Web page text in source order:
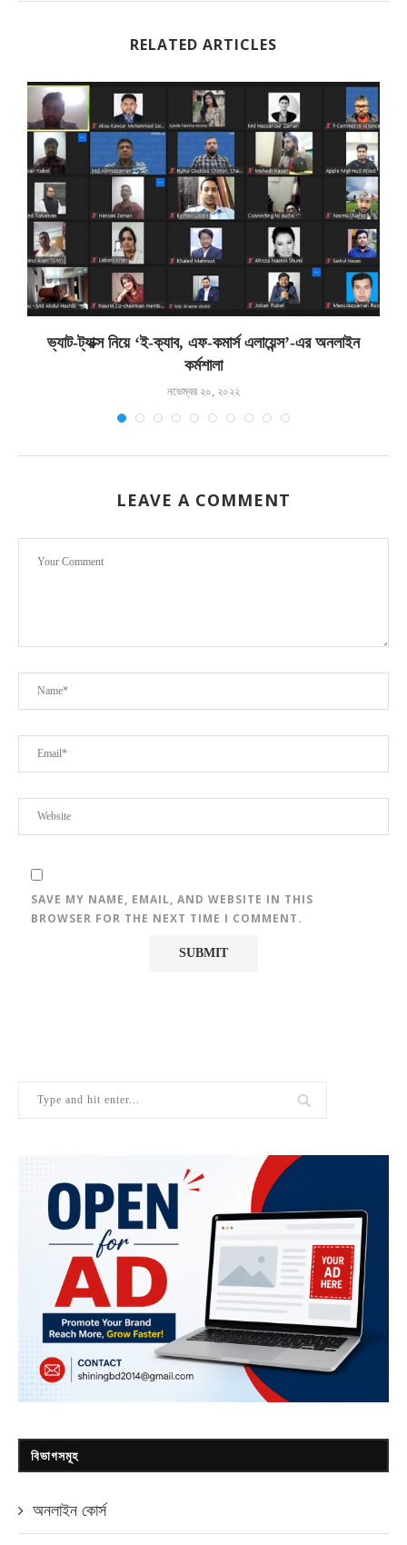
RELATED ARTICLES
ভ্যাট-ট্যাক্স নিয়ে ‘ই-ক্যাব, এফ-কমার্স এলায়েন্স’-এর অনলাইন
কর্মশালা
নভেম্বর ২০, ২০২২
LEAVE A COMMENT
SAVE MY NAME, EMAIL, AND WEBSITE IN THIS
BROWSER FOR THE NEXT TIME I COMMENT.
বিভাগসমূহ
অনলাইন কোর্স